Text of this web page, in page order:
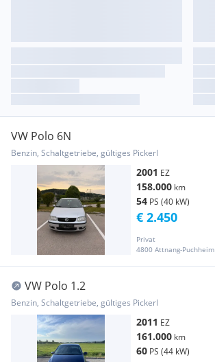
VW Polo 6N
Benzin, Schaltgetriebe, gültiges Pickerl
2001 EZ
158.000 km
54 PS (40 kW)
Privat
4800 Attnang-Puchheim
€ 2.450
VW Polo 1.2
Benzin, Schaltgetriebe, gültiges Pickerl
2011 EZ
161.000 km
60 PS (44 kW)